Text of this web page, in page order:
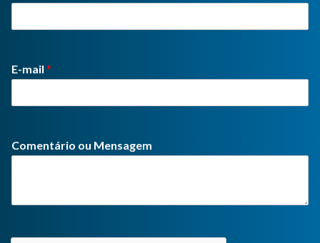
E-mail *
Comentário ou Mensagem